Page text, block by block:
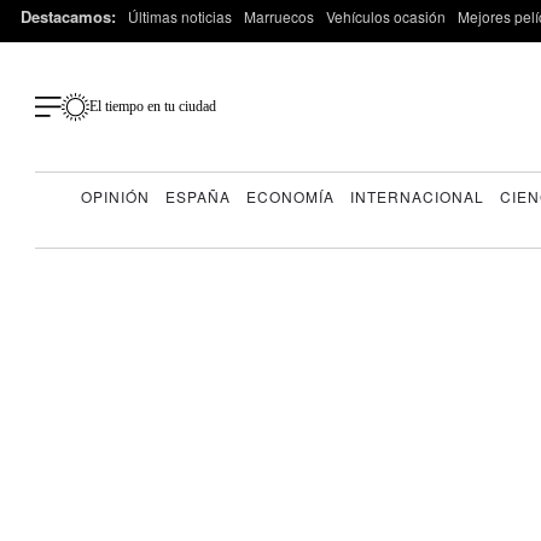
Destacamos: Últimas noticias Marruecos Vehículos ocasión Mejores
El tiempo en tu ciudad
OPINIÓN ESPAÑA ECONOMÍA INTERNACIONAL